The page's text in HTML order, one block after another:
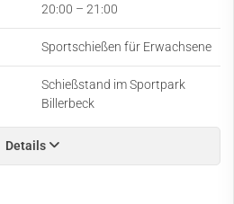
20:00 – 21:00
Sportschießen für Erwachsene
Schießstand im Sportpark
Billerbeck
Details